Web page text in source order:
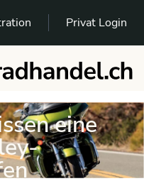
Privat Login
eine